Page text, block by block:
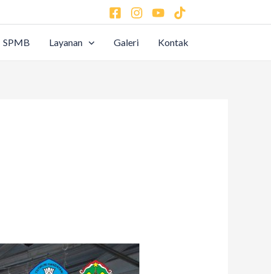
SPMB Layanan Galeri Kontak